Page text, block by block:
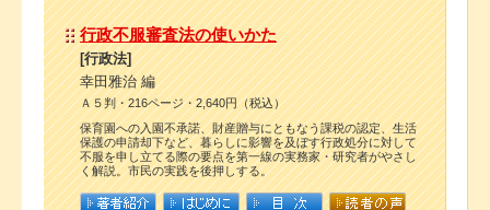
行政不服審査法の使いかた
[行政法]
幸田雅治 編
Ａ５判・216ページ・2,640円（税込）
保育園への入園不承諾、財産贈与にともなう課税の認定、生活
保護の申請却下など、暮らしに影響を及ぼす行政処分に対して
不服を申し立てる際の要点を第一線の実務家・研究者がやさし
く解説。市民の実践を後押しする。